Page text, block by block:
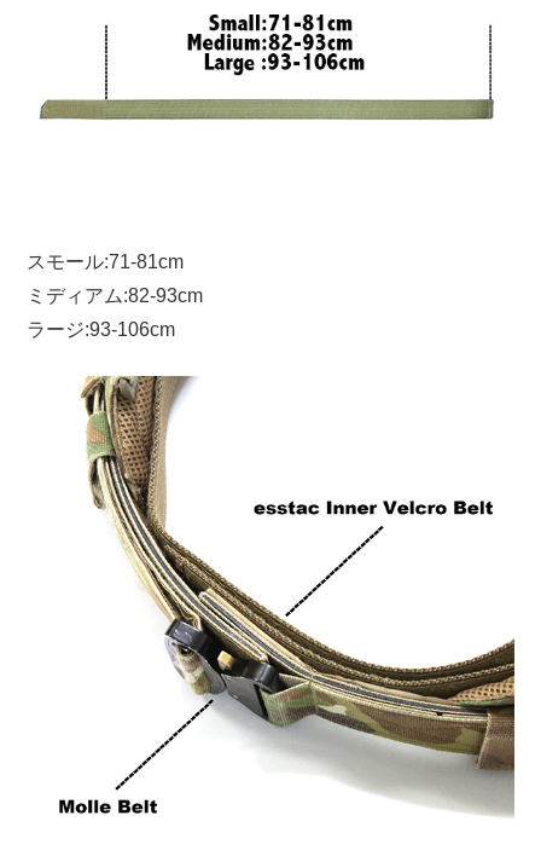
スモール:71-81cm
ミディアム:82-93cm
ラージ:93-106cm